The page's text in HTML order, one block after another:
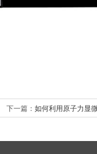
下一篇： 如何利用原子力显